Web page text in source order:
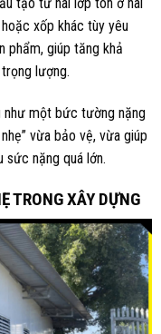
hoặc xốp khác tùy yêu
phẩm, giúp tăng khả
lượng.
như một bức tường nặng
vừa bảo vệ, vừa giúp
sức nặng quá lớn.
TRONG XÂY DỰNG